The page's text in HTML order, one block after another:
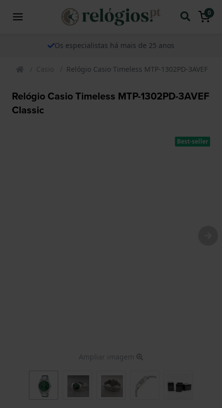
0
Os especialistas há mais de 25 anos
Casio Relógio Casio Timeless MTP-1302PD-3AVEF
Relógio Casio Timeless MTP-1302PD-3AVEF
Classic
Best-seller
Ampliar imagem